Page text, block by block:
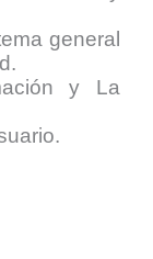
general
y La